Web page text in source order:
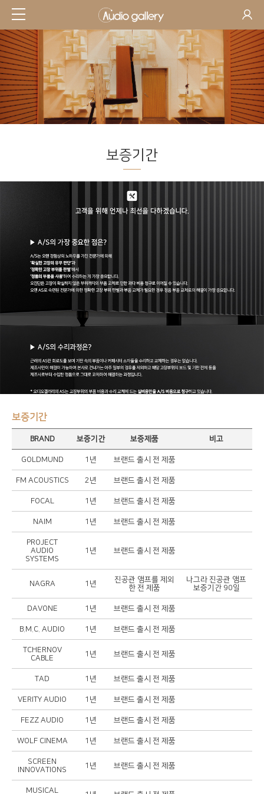
SUPPORT
보증기간
보증기간
BRAND 보증기간 보증제품 비고
GOLDMUND 1년 브랜드 출시 전 제품
FM ACOUSTICS 2년 브랜드 출시 전 제품
FOCAL 1년 브랜드 출시 전 제품
NAIM 1년 브랜드 출시 전 제품
PROJECT
AUDIO
SYSTEMS
1년 브랜드 출시 전 제품
NAGRA 1년
진공관 앰프를 제외
한 전 제품
나그라 진공관 앰프
보증기간 90일
DAVONE 1년 브랜드 출시 전 제품
B.M.C. AUDIO 1년 브랜드 출시 전 제품
​TCHERNOV
CABLE​
1년 브랜드 출시 전 제품
TAD 1년 브랜드 출시 전 제품
VERITY AUDIO 1년 브랜드 출시 전 제품
FEZZ AUDIO 1년 브랜드 출시 전 제품
WOLF CINEMA 1년 브랜드 출시 전 제품
SCREEN
INNOVATIONS
1년 브랜드 출시 전 제품
MUSICAL